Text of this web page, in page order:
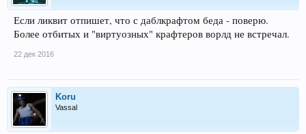
Если ликвит отпишет, что с даблкрафтом беда - поверю.
Более отбитых и "виртуозных" крафтеров ворлд не встречал.
22 дек 2016
Koru
Vassal